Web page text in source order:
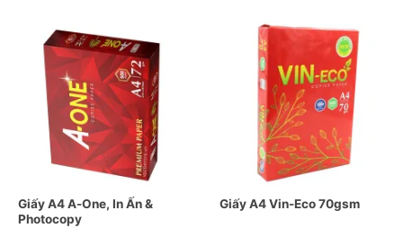
Giấy A4 A-One, In Ấn &
Photocopy
Giấy A4 Vin-Eco 70gsm